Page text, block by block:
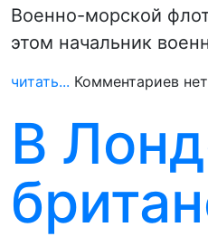
Военно-морской
этом начальник
читать... Комментариев нет
В